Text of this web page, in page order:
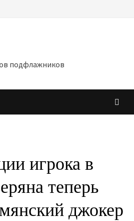
подфлажников
игрока в
теперь
джокер